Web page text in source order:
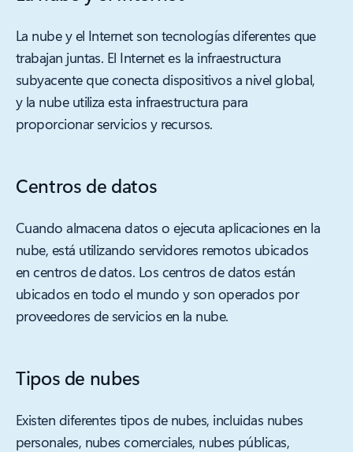
La nube y el Internet son tecnologías diferentes que
trabajan juntas. El Internet es la infraestructura
subyacente que conecta dispositivos a nivel global,
y la nube utiliza esta infraestructura para
proporcionar servicios y recursos.
Centros de datos
Cuando almacena datos o ejecuta aplicaciones en la
nube, está utilizando servidores remotos ubicados
en centros de datos. Los centros de datos están
ubicados en todo el mundo y son operados por
proveedores de servicios en la nube.
Tipos de nubes
Existen diferentes tipos de nubes, incluidas nubes
personales, nubes comerciales, nubes públicas,